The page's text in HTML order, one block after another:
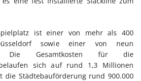
ist einer von mehr als 400
sowie einer von neun
Die Gesamtkosten für die
sich auf rund 1,3 Millionen
die Städtebauförderung rund 900.000